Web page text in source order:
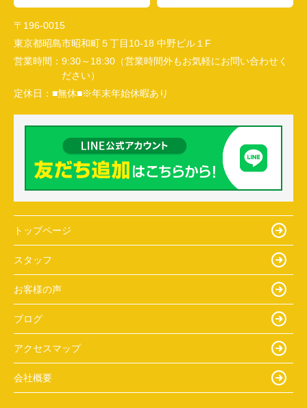
〒196-0015
東京都昭島市昭和町５丁目10-18 中野ビル１F
営業時間： 9:30～18:30（営業時間外もお気軽にお問い合わせく
ださい）
定休日： ■無休■※年末年始休暇あり
トップページ
スタッフ
お客様の声
ブログ
アクセスマップ
会社概要